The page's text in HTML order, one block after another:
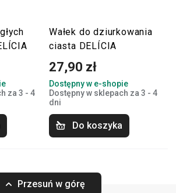
za 3 - 4
Wałek do dziurkowania
ciasta DELÍCIA
27,90 zł
Dostępny w e-shopie
Dostępny w sklepach za 3 - 4
dni
Do koszyka
Przesuń w górę